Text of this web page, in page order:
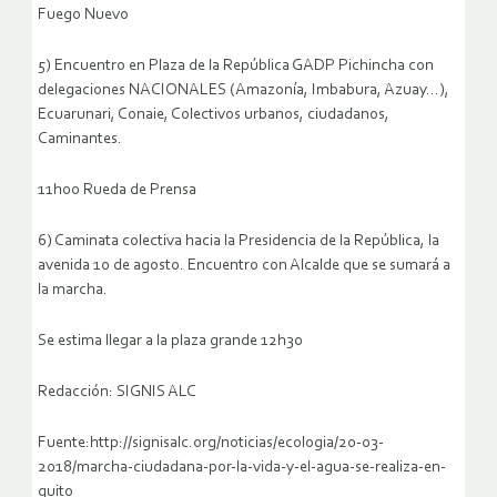
Fuego Nuevo
5) Encuentro en Plaza de la República GADP Pichincha con
delegaciones NACIONALES (Amazonía, Imbabura, Azuay…),
Ecuarunari, Conaie, Colectivos urbanos, ciudadanos,
Caminantes.
11h00 Rueda de Prensa
6) Caminata colectiva hacia la Presidencia de la República, la
avenida 10 de agosto. Encuentro con Alcalde que se sumará a
la marcha.
Se estima llegar a la plaza grande 12h30
Redacción: SIGNIS ALC
Fuente:http://signisalc.org/noticias/ecologia/20-03-
2018/marcha-ciudadana-por-la-vida-y-el-agua-se-realiza-en-
quito